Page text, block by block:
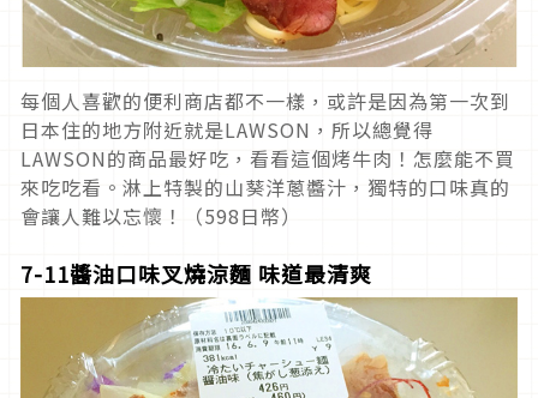
每個人喜歡的便利商店都不一樣，或許是因為第一次到
日本住的地方附近就是LAWSON，所以總覺得
LAWSON的商品最好吃，看看這個烤牛肉！怎麼能不買
來吃吃看。淋上特製的山葵洋蔥醬汁，獨特的口味真的
會讓人難以忘懷！（598日幣）
7-11醬油口味叉燒涼麵 味道最清爽